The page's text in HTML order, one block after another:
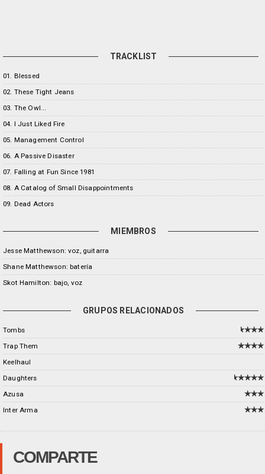
TRACKLIST
01. Blessed
02. These Tight Jeans
03. The Owl...
04. I Just Liked Fire
05. Management Control
06. A Passive Disaster
07. Falling at Fun Since 1981
08. A Catalog of Small Disappointments
09. Dead Actors
MIEMBROS
Jesse Matthewson: voz, guitarra
Shane Matthewson: batería
Skot Hamilton: bajo, voz
GRUPOS RELACIONADOS
Tombs
Trap Them
Keelhaul
Daughters
Azusa
Inter Arma
COMPARTE